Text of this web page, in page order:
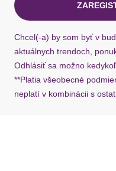
Chcel(-a) by som byť v
aktuálnych trendoch,
Odhlásiť sa možno
**Platia všeobecné
neplatí v kombinácii s